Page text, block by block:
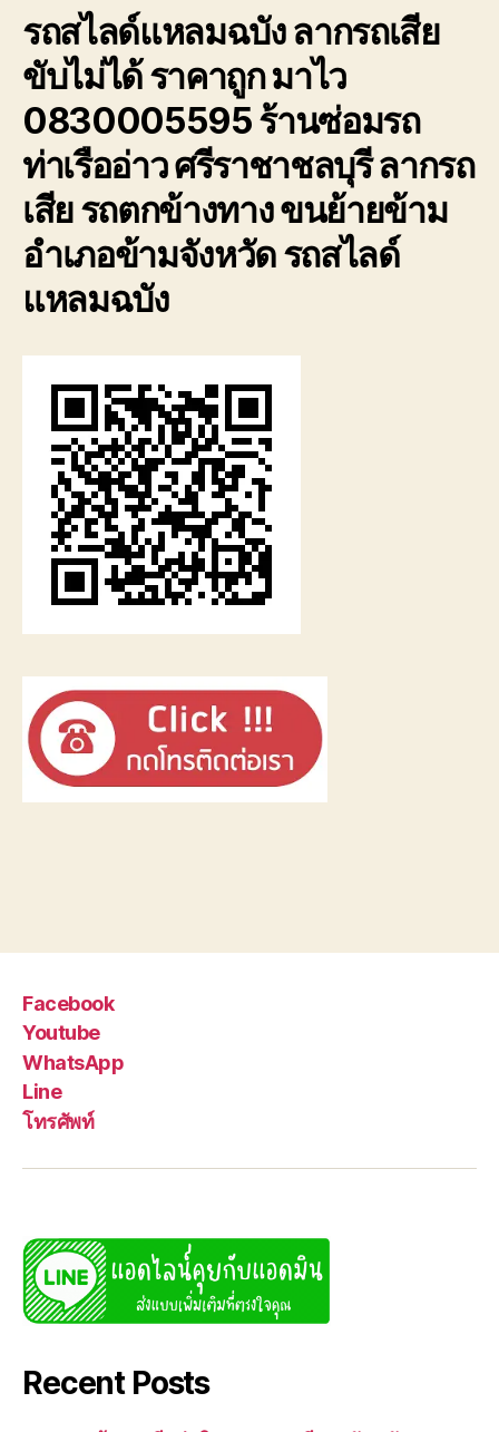
รถสไลด์แหลมฉบัง ลากรถเสีย
ขับไม่ได้ ราคาถูก มาไว
0830005595 ร้านซ่อมรถ
ท่าเรืออ่าว ศรีราชาชลบุรี ลากรถ
เสีย รถตกข้างทาง ขนย้ายข้าม
อำเภอข้ามจังหวัด รถสไลด์
แหลมฉบัง
Facebook
Youtube
WhatsApp
Line
โทรศัพท์
Recent Posts